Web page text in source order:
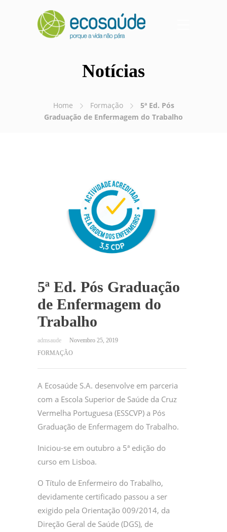
Notícias
Home Formação
5ª Ed. Pós
Graduação de Enfermagem do Trabalho
5ª Ed. Pós Graduação
de Enfermagem do
Trabalho
Novembro 25, 2019
FORMAÇÃO
A Ecosaúde S.A. desenvolve em parceria
com a Escola Superior de Saúde da Cruz
Vermelha Portuguesa (ESSCVP) a Pós
Graduação de Enfermagem do Trabalho.
Iniciou-se em outubro a 5ª edição do
curso em Lisboa.
O Título de Enfermeiro do Trabalho,
devidamente certificado passou a ser
exigido pela Orientação 009/2014, da
Direção Geral de Saúde (DGS), de